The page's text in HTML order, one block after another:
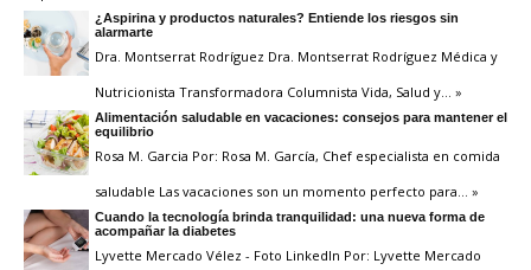
¿Aspirina y productos naturales? Entiende los riesgos sin
alarmarte
Dra. Montserrat Rodríguez Dra. Montserrat Rodríguez Médica y
Nutricionista Transformadora Columnista Vida, Salud y … »
Alimentación saludable en vacaciones: consejos para mantener el
equilibrio
Rosa M. Garcia Por: Rosa M. García, Chef especialista en comida
saludable Las vacaciones son un momento perfecto para … »
Cuando la tecnología brinda tranquilidad: una nueva forma de
acompañar la diabetes
Lyvette Mercado Vélez - Foto LinkedIn Por: Lyvette Mercado